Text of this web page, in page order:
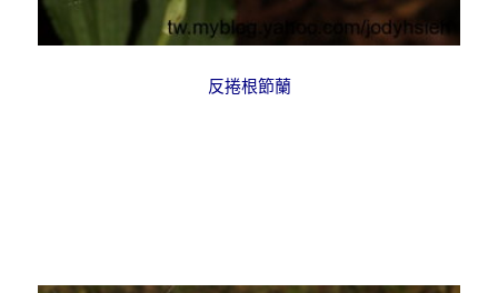
反捲根節蘭